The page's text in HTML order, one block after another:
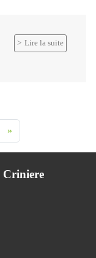
Lire la suite
»
Criniere